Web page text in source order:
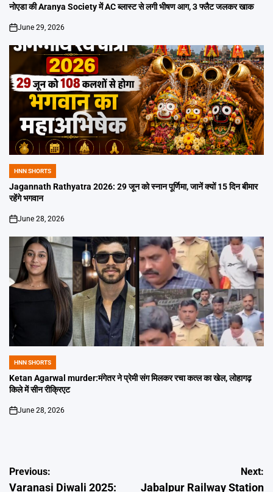
IN
नोएडा की Aranya Society में AC ब्लास्ट से लगी भीषण आग, 3 फ्लैट जलकर खाक
on
June 29, 2026
POSTED
IN
HNN SHORTS
Jagannath Rathyatra 2026: 29 जून को स्नान पूर्णिमा, जानें क्यों 15 दिन बीमार
रहेंगे भगवान
on
June 28, 2026
POSTED
IN
HNN SHORTS
Ketan Agarwal murder:मंगेतर ने प्रेमी संग मिलकर रचा कत्ल का खेल, लोहागढ़
किले में सीन रीक्रिएट
on
June 28, 2026
Post
Previous:
Varanasi Diwali 2025:
Next:
Jabalpur Railway Station